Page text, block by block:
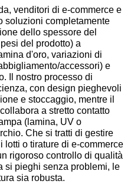
venditori di e-commerce e
soluzioni completamente
dello spessore del
del prodotto) a
d'oro, variazioni di
accessori) e
Il nostro processo di
con design pieghevoli
e stoccaggio, mentre il
a stretto contatto
(lamina, UV o
Che si tratti di gestire
o tirature di e-commerce
rigoroso controllo di qualità
si pieghi senza problemi, le
sia robusta.